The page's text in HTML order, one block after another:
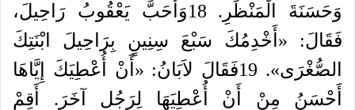
وَحَسَنَةَ
الْمَنْظَرِ .
18وَأَحَبَّ يَعْقُوبُ
رَاحِيلَ،
فَقَالَ: « أَخْدِمُكَ سَبْعَ سِنِينٍ بِرَاحِيلَ
ابْنَتِكَ
الصُّغْرَى».
19فَقَالَ لاَبَانُ: « أَنْ أُعْطِيَكَ
إِيَّاهَا
أَحْسَنُ
مِنْ أَنْ أُعْطِيَهَا لِرَجُل آخَرَ.
أَقِمْ